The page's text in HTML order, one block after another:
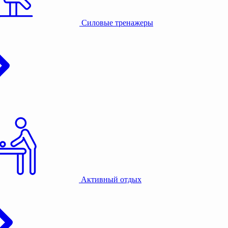
Силовые тренажеры
Активный отдых